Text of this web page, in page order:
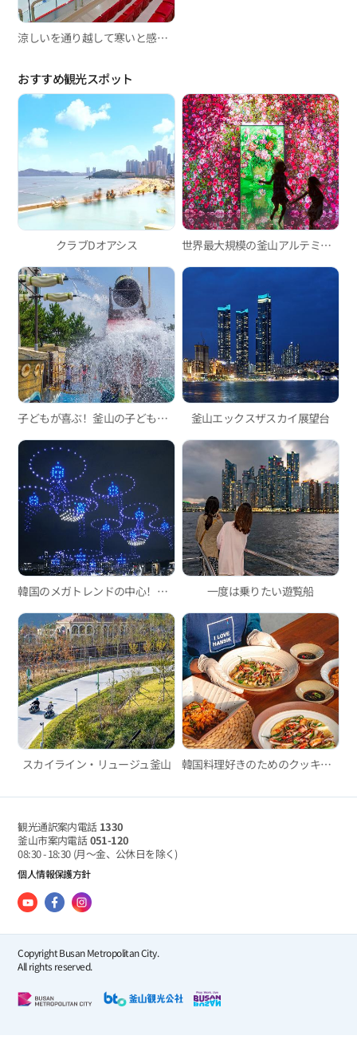
涼しいを通り越して寒いと感じる場所、今年の夏は釜山屋内アイススケート場で涼もう！
おすすめ観光スポット
クラブDオアシス 世界最大規模の釜山アルテミュージアム、吸い込まれるようなイマーシブメディアアート！
子どもが喜ぶ！釜山の子ども向けウォーターパーク3選 釜山エックスザスカイ展望台
韓国のメガトレンドの中心！広安里Mドローンライトショー 一度は乗りたい遊覧船
スカイライン・リュージュ釜山 韓国料理好きのためのクッキングクラス in 釜山
観光通訳案内電話 1330
釜山市案内電話051-120
08:30 - 18:30 (月～金、公休日を除く)
個人情報保護方針
Copyright Busan Metropolitan City.
All rights reserved.